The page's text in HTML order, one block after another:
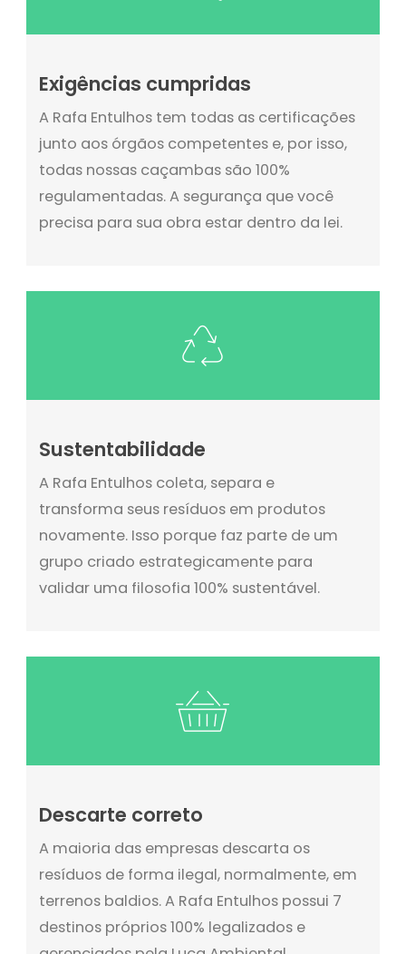
Exigências cumpridas
A Rafa Entulhos tem todas as certificações
junto aos órgãos competentes e, por isso,
todas nossas caçambas são 100%
regulamentadas. A segurança que você
precisa para sua obra estar dentro da lei.
Sustentabilidade
A Rafa Entulhos coleta, separa e
transforma seus resíduos em produtos
novamente. Isso porque faz parte de um
grupo criado estrategicamente para
validar uma filosofia 100% sustentável.
Descarte correto
A maioria das empresas descarta os
resíduos de forma ilegal, normalmente, em
terrenos baldios. A Rafa Entulhos possui 7
destinos próprios 100% legalizados e